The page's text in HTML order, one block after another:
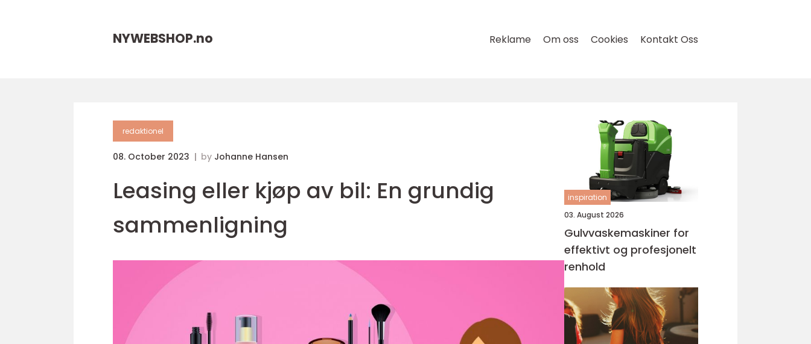
NYWEBSHOP.no Reklame Om oss Cookies Kontakt Oss
redaktionel
08. October 2023 by Johanne Hansen
Leasing eller kjøp av bil: En grundig
sammenligning
inspiration
03. August 2026
Gulvvaskemaskiner for
effektivt og profesjonelt
renhold